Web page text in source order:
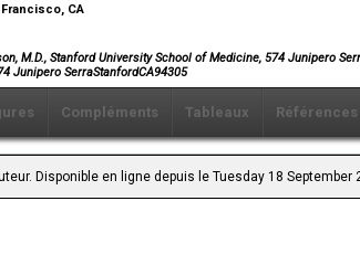
CA
M.D., Stanford University School of Medicine, 574 Junipero
Junipero SerraStanfordCA94305
Compléments Tableaux Références
Disponible en ligne depuis le Tuesday 18 September